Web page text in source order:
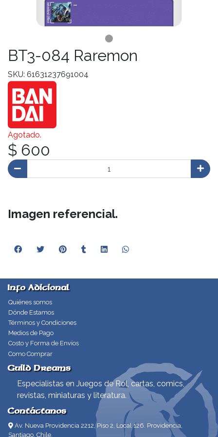
BT3-084 Raremon
SKU: 61631237691004
Agotado.
$ 600
Imagen referencial.
Info Adicional
Quiénes somos
Dónde Estamos
Términos y Condiciones
Medios de Pago
Costo y Forma de Envíos
Como Comprar
Guild Dreams
Especialistas en Juegos de Rol, cartas, comics,
revistas, miniaturas y literatura.
Contáctanos
Av. Nueva Providencia 2212, Piso 2, Local 126. Providencia,
Santiago, Chile.